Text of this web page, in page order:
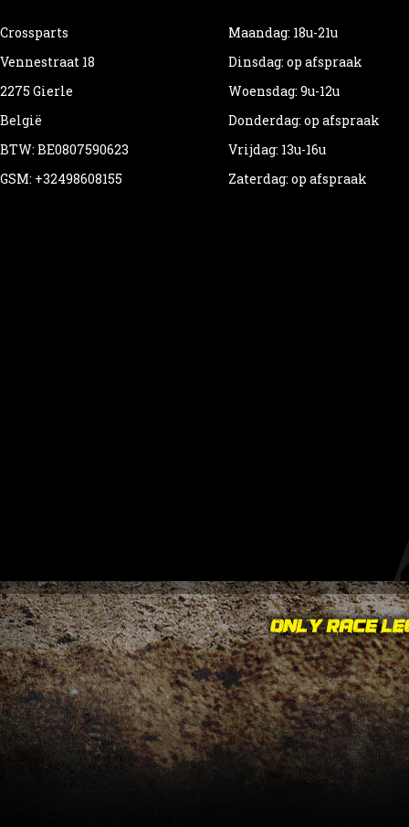
Crossparts
Vennestraat 18
2275 Gierle
België
BTW: BE0807590623
GSM: +32498608155
Maandag: 18u-21u
Dinsdag: op afspraak
Woensdag: 9u-12u
Donderdag: op afspraak
Vrijdag: 13u-16u
Zaterdag: op afspraak